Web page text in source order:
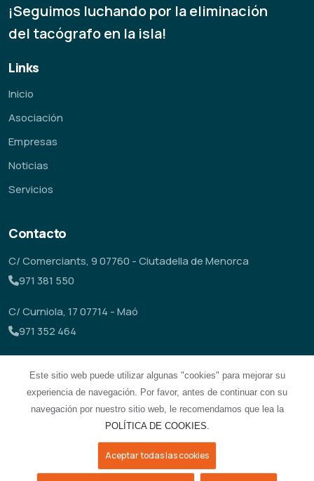
¡Seguimos luchando por la eliminación
del tacógrafo en la isla!
Links
Inicio
Asociación
Empresas
Noticias
Servicios
Contacto
C/ Comerciants, 9 07760 - Ciutadella de Menorca
971 381 550
C/ Curniola, 17 07714 - Maó
971 352 464
astrame@empresademenorca.org
© Copyright 2023 ASTRAME |Aviso Legal
Este sitio web puede utilizar algunas "cookies" para mejorar su
experiencia de navegación. Por favor, antes de continuar con su
navegación por nuestro sitio web, le recomendamos que lea la
POLÍTICA DE COOKIES.
Aceptar todas las cookies